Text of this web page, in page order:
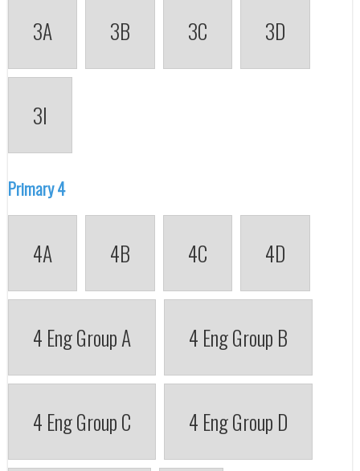
3A 3B 3C 3D
3I
Primary 4
4A 4B 4C 4D
4 Eng Group A 4 Eng Group B
4 Eng Group C 4 Eng Group D